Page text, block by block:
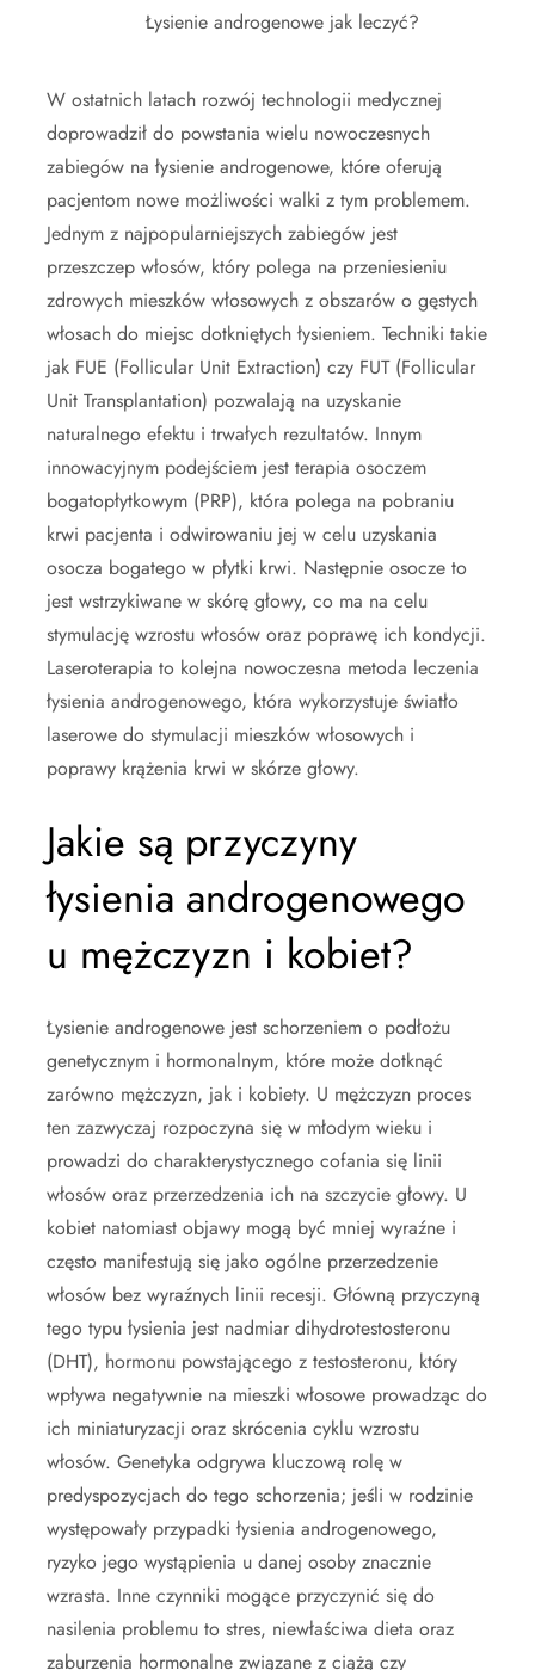
Łysienie androgenowe jak leczyć?
W ostatnich latach rozwój technologii medycznej
doprowadził do powstania wielu nowoczesnych
zabiegów na łysienie androgenowe, które oferują
pacjentom nowe możliwości walki z tym problemem.
Jednym z najpopularniejszych zabiegów jest
przeszczep włosów, który polega na przeniesieniu
zdrowych mieszków włosowych z obszarów o gęstych
włosach do miejsc dotkniętych łysieniem. Techniki takie
jak FUE (Follicular Unit Extraction) czy FUT (Follicular
Unit Transplantation) pozwalają na uzyskanie
naturalnego efektu i trwałych rezultatów. Innym
innowacyjnym podejściem jest terapia osoczem
bogatopłytkowym (PRP), która polega na pobraniu
krwi pacjenta i odwirowaniu jej w celu uzyskania
osocza bogatego w płytki krwi. Następnie osocze to
jest wstrzykiwane w skórę głowy, co ma na celu
stymulację wzrostu włosów oraz poprawę ich kondycji.
Laseroterapia to kolejna nowoczesna metoda leczenia
łysienia androgenowego, która wykorzystuje światło
laserowe do stymulacji mieszków włosowych i
poprawy krążenia krwi w skórze głowy.
Jakie są przyczyny
łysienia androgenowego
u mężczyzn i kobiet?
Łysienie androgenowe jest schorzeniem o podłożu
genetycznym i hormonalnym, które może dotknąć
zarówno mężczyzn, jak i kobiety. U mężczyzn proces
ten zazwyczaj rozpoczyna się w młodym wieku i
prowadzi do charakterystycznego cofania się linii
włosów oraz przerzedzenia ich na szczycie głowy. U
kobiet natomiast objawy mogą być mniej wyraźne i
często manifestują się jako ogólne przerzedzenie
włosów bez wyraźnych linii recesji. Główną przyczyną
tego typu łysienia jest nadmiar dihydrotestosteronu
(DHT), hormonu powstającego z testosteronu, który
wpływa negatywnie na mieszki włosowe prowadząc do
ich miniaturyzacji oraz skrócenia cyklu wzrostu
włosów. Genetyka odgrywa kluczową rolę w
predyspozycjach do tego schorzenia; jeśli w rodzinie
występowały przypadki łysienia androgenowego,
ryzyko jego wystąpienia u danej osoby znacznie
wzrasta. Inne czynniki mogące przyczynić się do
nasilenia problemu to stres, niewłaściwa dieta oraz
zaburzenia hormonalne związane z ciążą czy